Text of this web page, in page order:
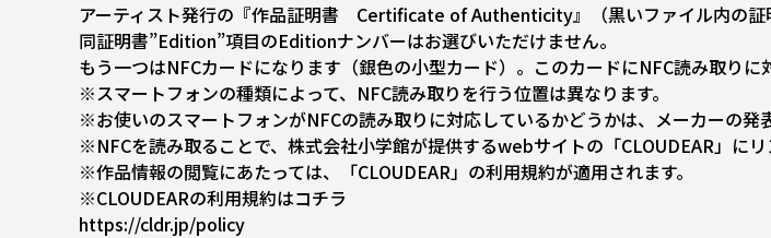
アーティスト発行の『作品証明書 Certificate of Authenticity』（黒いファイル内の証
同証明書”Edition”項目のEditionナンバーはお選びいただけません。
もう一つはNFCカードになります（銀色の小型カード）。このカードにNFC読み取り
※スマートフォンの種類によって、NFC読み取りを行う位置は異なります。
※お使いのスマートフォンがNFCの読み取りに対応しているかどうかは、メーカーの発
※NFCを読み取ることで、株式会社小学館が提供するwebサイトの「CLOUDEAR」にリ
※作品情報の閲覧にあたっては、「CLOUDEAR」の利用規約が適用されます。
※CLOUDEARの利用規約はコチラ
https://cldr.jp/policy